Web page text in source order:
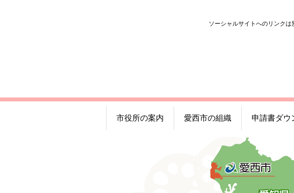
ソーシャルサイトへのリンク
市役所の案内 愛西市の組織 申請書ダウ